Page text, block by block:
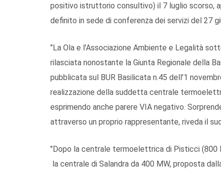
positivo istruttorio consultivo) il 7 luglio scorso,
definito in sede di conferenza dei servizi del 27
"La Ola e l'Associazione Ambiente e Legalità
rilasciata nonostante la Giunta Regionale della
pubblicata sul BUR Basilicata n.45 dell'1
realizzazione della suddetta centrale
esprimendo anche parere VIA negativo.
attraverso un proprio rappresentante, riveda il
"Dopo la centrale termoelettrica di Pisticci (800
la centrale di Salandra da 400 MW, proposta